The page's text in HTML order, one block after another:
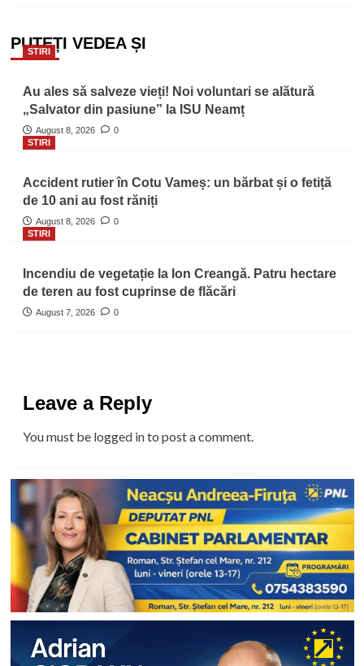
PUTEȚI VEDEA ȘI
STIRI
Au ales să salveze vieți! Noi voluntari se alătură
„Salvator din pasiune” la ISU Neamț
August 8, 2026
0
STIRI
Accident rutier în Cotu Vameș: un bărbat și o fetiță
de 10 ani au fost răniți
August 8, 2026
0
STIRI
Incendiu de vegetație la Ion Creangă. Patru hectare
de teren au fost cuprinse de flăcări
August 7, 2026 0
Leave a Reply
You must be logged into post a comment.